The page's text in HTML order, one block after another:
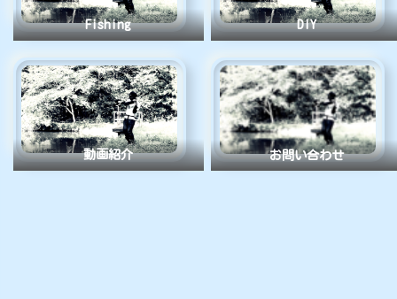
Fishing DIY
動画紹介 お問い合わせ